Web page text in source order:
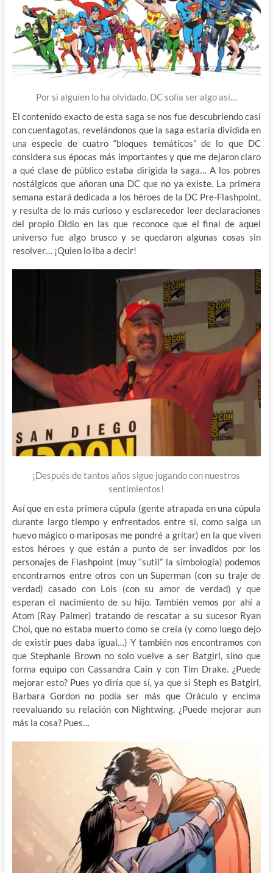
Por si alguien lo ha olvidado, DC solía ser algo así…
El contenido exacto de esta saga se nos fue descubriendo casi
con cuentagotas, revelándonos que la saga estaría dividida en
una especie de cuatro “bloques temáticos” de lo que DC
considera sus épocas más importantes y que me dejaron claro
a qué clase de público estaba dirigida la saga… A los pobres
nostálgicos que añoran una DC que no ya existe. La primera
semana estará dedicada a los héroes de la DC Pre-Flashpoint,
y resulta de lo más curioso y esclarecedor leer declaraciones
del propio Didio en las que reconoce que el final de aquel
universo fue algo brusco y se quedaron algunas cosas sin
resolver… ¡Quien lo iba a decir!
¡Después de tantos años sigue jugando con nuestros
sentimientos!
Así que en esta primera cúpula (gente atrapada en una cúpula
durante largo tiempo y enfrentados entre sí, como salga un
huevo mágico o mariposas me pondré a gritar) en la que viven
estos héroes y que están a punto de ser invadidos por los
personajes de Flashpoint (muy “sutil” la simbología) podemos
encontrarnos entre otros con un Superman (con su traje de
verdad) casado con Lois (con su amor de verdad) y que
esperan el nacimiento de su hijo. También vemos por ahí a
Atom (Ray Palmer) tratando de rescatar a su sucesor Ryan
Choi, que no estaba muerto como se creía (y como luego dejo
de existir pues daba igual…) Y también nos encontramos con
que Stephanie Brown no solo vuelve a ser Batgirl, sino que
forma equipo con Cassandra Cain y con Tim Drake. ¿Puede
mejorar esto? Pues yo diría que sí, ya que si Steph es Batgirl,
Barbara Gordon no podía ser más que Oráculo y encima
reevaluando su relación con Nightwing. ¿Puede mejorar aun
más la cosa? Pues…